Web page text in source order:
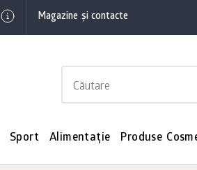
Magazine și contacte
Sport Alimentație Produse